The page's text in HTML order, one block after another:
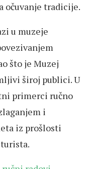
očuvanje tradicije.
u muzeje
što je Muzej
široj publici. U
primerci ručno
i
iz prošlosti